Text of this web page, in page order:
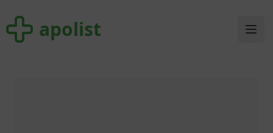
apolist apolist